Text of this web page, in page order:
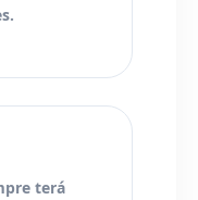
terá